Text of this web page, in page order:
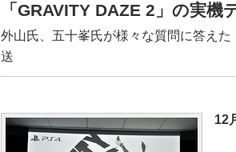
「GRAVITY DAZE 2」の実機
外山氏、五十峯氏が様々な質問に答え
送
12